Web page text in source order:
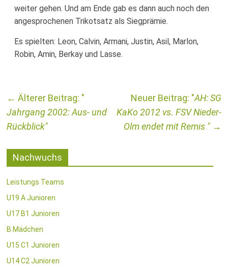
weiter gehen. Und am Ende gab es dann auch noch den
angesprochenen Trikotsatz als Siegprämie.
Es spielten: Leon, Calvin, Armani, Justin, Asil, Marlon,
Robin, Amin, Berkay und Lasse.
←
Jahrgang 2002: Aus- und
Rückblick
AH: SG
KaKo 2012 vs. FSV Nieder-
Olm endet mit Remis
→
Nachwuchs
Leistungs Teams
U19 A Junioren
U17 B1 Junioren
B Mädchen
U15 C1 Junioren
U14 C2 Junioren